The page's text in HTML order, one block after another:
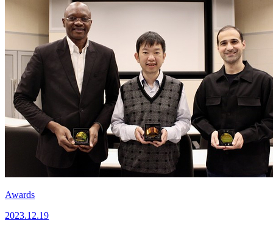
Awards
2023.12.19